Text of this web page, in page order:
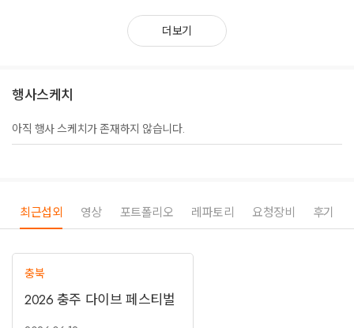
더보기
행사스케치
아직 행사 스케치가 존재하지 않습니다.
최근섭외 영상 포트폴리오 레파토리 요청장비 후기
충북
2026 충주 다이브 페스티벌